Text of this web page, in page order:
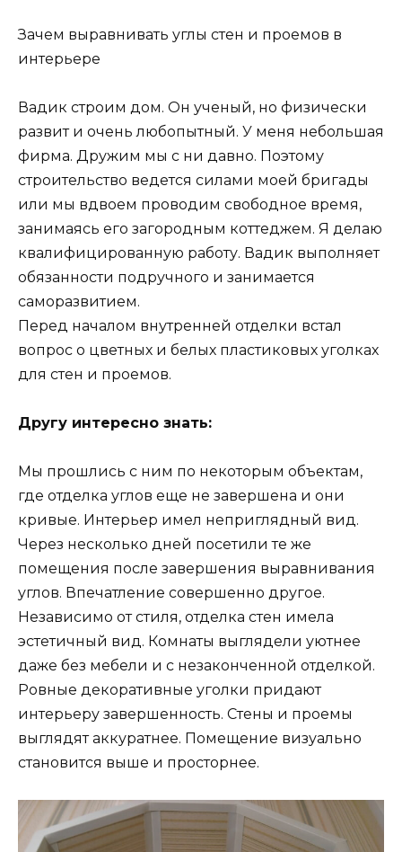
Зачем выравнивать углы стен и проемов в
интерьере
Вадик строим дом. Он ученый, но физически
развит и очень любопытный. У меня небольшая
фирма. Дружим мы с ни давно. Поэтому
строительство ведется силами моей бригады
или мы вдвоем проводим свободное время,
занимаясь его загородным коттеджем. Я делаю
квалифицированную работу. Вадик выполняет
обязанности подручного и занимается
саморазвитием.
Перед началом внутренней отделки встал
вопрос о цветных и белых пластиковых уголках
для стен и проемов.
Другу интересно знать:
Мы прошлись с ним по некоторым объектам,
где отделка углов еще не завершена и они
кривые. Интерьер имел неприглядный вид.
Через несколько дней посетили те же
помещения после завершения выравнивания
углов. Впечатление совершенно другое.
Независимо от стиля, отделка стен имела
эстетичный вид. Комнаты выглядели уютнее
даже без мебели и с незаконченной отделкой.
Ровные декоративные уголки придают
интерьеру завершенность. Стены и проемы
выглядят аккуратнее. Помещение визуально
становится выше и просторнее.